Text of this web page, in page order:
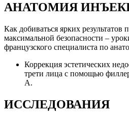
АНАТОМИЯ
Как добиваться ярких результатов
максимальной безопасности –
французского специалиста по
Коррекция эстетических
трети лица с помощью
А.
ИССЛЕДОВАНИЯ